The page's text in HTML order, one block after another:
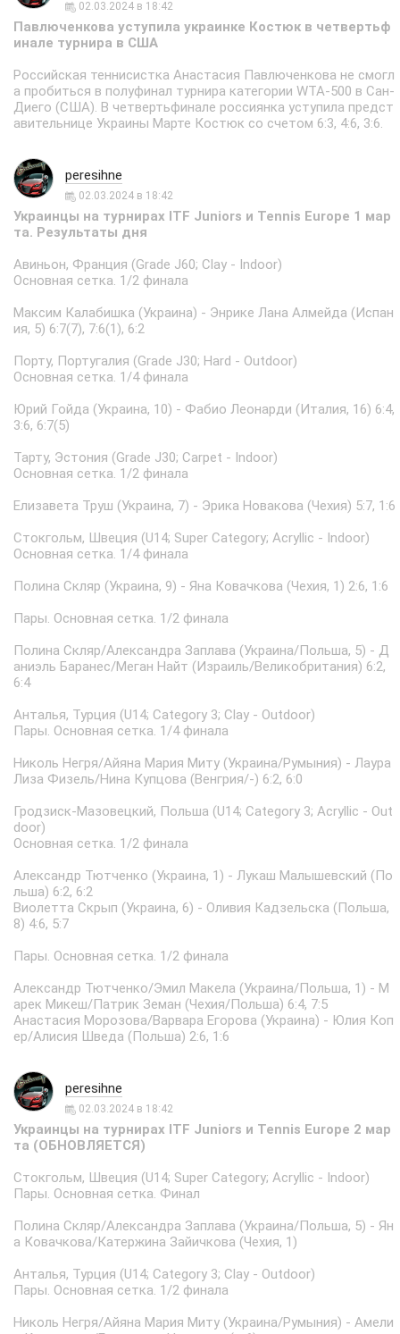
02.03.2024 в 18:42
Павлюченкова уступила украинке Костюк в четвертьф
инале турнира в США
Российская теннисистка Анастасия Павлюченкова не смогл
а пробиться в полуфинал турнира категории WTA-500 в Сан-
Диего (США). В четвертьфинале россиянка уступила предст
авительнице Украины Марте Костюк со счетом 6:3, 4:6, 3:6.
peresihne
02.03.2024 в 18:42
Украинцы на турнирах ITF Juniors и Tennis Europe 1 мар
та. Результаты дня
Авиньон, Франция (Grade J60; Clay - Indoor)
Основная сетка. 1/2 финала
Максим Калабишка (Украина) - Энрике Лана Алмейда (Испан
ия, 5) 6:7(7), 7:6(1), 6:2
Порту, Португалия (Grade J30; Hard - Outdoor)
Основная сетка. 1/4 финала
Юрий Гойда (Украина, 10) - Фабио Леонарди (Италия, 16) 6:4,
3:6, 6:7(5)
Тарту, Эстония (Grade J30; Carpet - Indoor)
Основная сетка. 1/2 финала
Елизавета Труш (Украина, 7) - Эрика Новакова (Чехия) 5:7, 1:6
Стокгольм, Швеция (U14; Super Category; Acryllic - Indoor)
Основная сетка. 1/4 финала
Полина Скляр (Украина, 9) - Яна Ковачкова (Чехия, 1) 2:6, 1:6
Пары. Основная сетка. 1/2 финала
Полина Скляр/Александра Заплава (Украина/Польша, 5) - Д
аниэль Баранес/Меган Найт (Израиль/Великобритания) 6:2,
6:4
Анталья, Турция (U14; Category 3; Clay - Outdoor)
Пары. Основная сетка. 1/4 финала
Николь Негря/Айяна Мария Миту (Украина/Румыния) - Лаура
Лиза Физель/Нина Купцова (Венгрия/-) 6:2, 6:0
Гродзиск-Мазовецкий, Польша (U14; Category 3; Acryllic - Out
door)
Основная сетка. 1/2 финала
Александр Тютченко (Украина, 1) - Лукаш Малышевский (По
льша) 6:2, 6:2
Виолетта Скрып (Украина, 6) - Оливия Кадзельска (Польша,
8) 4:6, 5:7
Пары. Основная сетка. 1/2 финала
Александр Тютченко/Эмил Макела (Украина/Польша, 1) - М
арек Микеш/Патрик Земан (Чехия/Польша) 6:4, 7:5
Анастасия Морозова/Варвара Егорова (Украина) - Юлия Коп
ер/Алисия Шведа (Польша) 2:6, 1:6
peresihne
02.03.2024 в 18:42
Украинцы на турнирах ITF Juniors и Tennis Europe 2 мар
та (ОБНОВЛЯЕТСЯ)
Стокгольм, Швеция (U14; Super Category; Acryllic - Indoor)
Пары. Основная сетка. Финал
Полина Скляр/Александра Заплава (Украина/Польша, 5) - Ян
а Ковачкова/Катержина Зайичкова (Чехия, 1)
Анталья, Турция (U14; Category 3; Clay - Outdoor)
Пары. Основная сетка. 1/2 финала
Николь Негря/Айяна Мария Миту (Украина/Румыния) - Амели